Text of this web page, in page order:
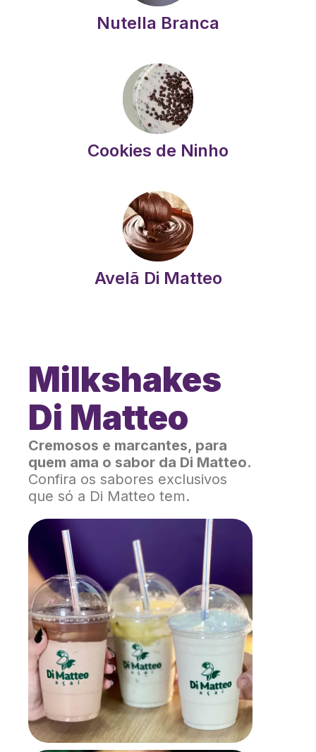
Nutella Branca
Cookies de Ninho
Avelã Di Matteo
Milkshakes
Di Matteo
Cremosos e marcantes, para
quem ama o sabor da Di Matteo.
Confira os sabores exclusivos
que só a Di Matteo tem.